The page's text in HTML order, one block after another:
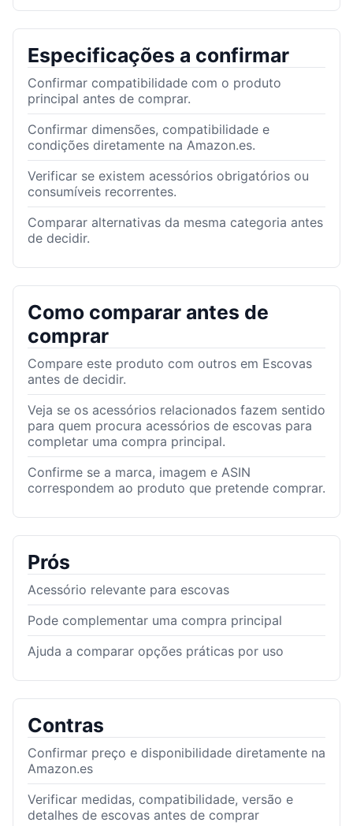
Especificações a confirmar
Confirmar compatibilidade com o produto
principal antes de comprar.
Confirmar dimensões, compatibilidade e
condições diretamente na Amazon.es.
Verificar se existem acessórios obrigatórios ou
consumíveis recorrentes.
Comparar alternativas da mesma categoria antes
de decidir.
Como comparar antes de
comprar
Compare este produto com outros em Escovas
antes de decidir.
Veja se os acessórios relacionados fazem sentido
para quem procura acessórios de escovas para
completar uma compra principal.
Confirme se a marca, imagem e ASIN
correspondem ao produto que pretende comprar.
Prós
Acessório relevante para escovas
Pode complementar uma compra principal
Ajuda a comparar opções práticas por uso
Contras
Confirmar preço e disponibilidade diretamente na
Amazon.es
Verificar medidas, compatibilidade, versão e
detalhes de escovas antes de comprar